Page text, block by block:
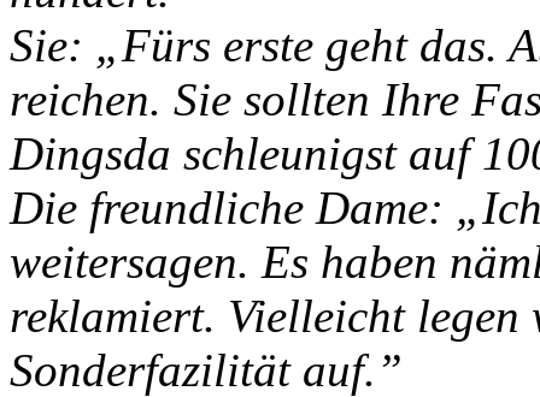
Sie: „Fürs erste geht das.
reichen. Sie sollten Ihre
Dingsda schleunigst auf
Die freundliche Dame:
weitersagen. Es haben
reklamiert. Vielleicht
Sonderfazilität auf.”